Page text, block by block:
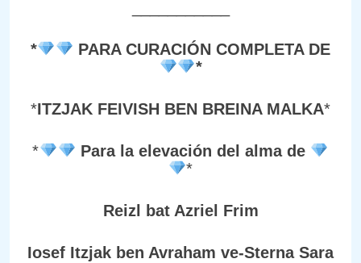
*
PARA CURACIÓN COMPLETA DE
*
*ITZJAK FEIVISH BEN BREINA MALKA*
*
Para la elevación del alma de
*
Reizl bat Azriel Frim
Iosef Itzjak ben Avraham ve-Sterna Sara